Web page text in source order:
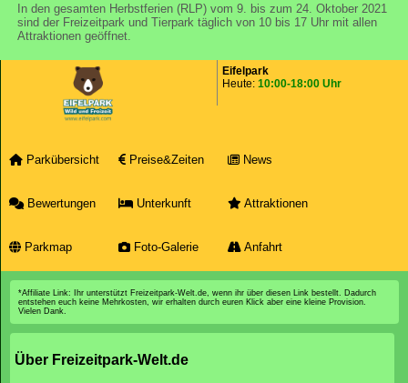
In den gesamten Herbstferien (RLP) vom 9. bis zum 24. Oktober 2021
sind der Freizeitpark und Tierpark täglich von 10 bis 17 Uhr mit allen
Attraktionen geöffnet.
Eifelpark
Heute: 10:00-18:00 Uhr
Parkübersicht Preise&Zeiten News
Bewertungen Unterkunft Attraktionen
Parkmap Foto-Galerie Anfahrt
*Affiliate Link: Ihr unterstützt Freizeitpark-Welt.de, wenn ihr über diesen Link bestellt. Dadurch
entstehen euch keine Mehrkosten, wir erhalten durch euren Klick aber eine kleine Provision.
Vielen Dank.
Über Freizeitpark-Welt.de